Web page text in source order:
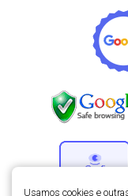
Usamos cookies e